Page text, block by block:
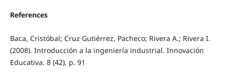
References
Baca, Cristóbal; Cruz Gutiérrez, Pacheco; Rivera A.; Rivera I.
(2008). Introducción a la ingeniería industrial. Innovación
Educativa. 8 (42), p. 91